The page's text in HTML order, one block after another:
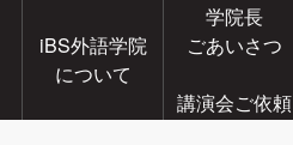
iBS外語学院
について
学院長
ごあいさつ
講演会ご依頼